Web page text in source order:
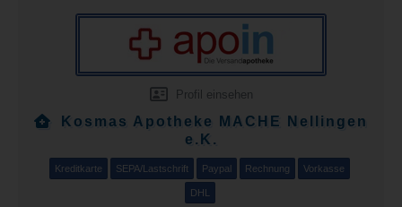
Profil einsehen
Kosmas Apotheke MACHE Nellingen
e.K.
Kreditkarte SEPA/Lastschrift Paypal Rechnung Vorkasse
DHL